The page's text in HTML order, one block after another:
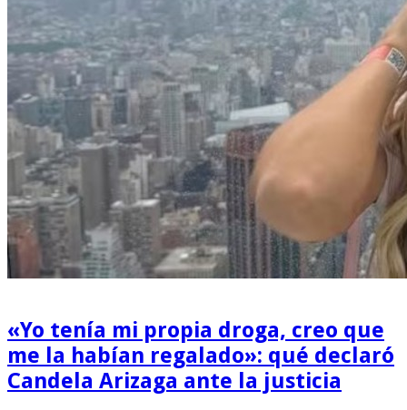
«Yo tenía mi propia droga, creo que
me la habían regalado»: qué declaró
Candela Arizaga ante la justicia